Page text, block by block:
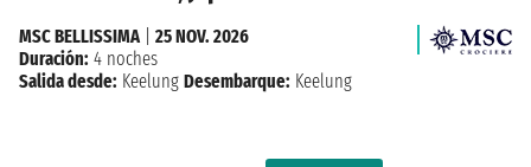
MSC BELLISSIMA| 25 NOV. 2026
Duración: 4 noches
Salida desde: Keelung Desembarque: Keelung